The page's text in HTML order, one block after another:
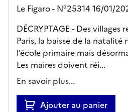
Le Figaro - N°25314 16/01/
DÉCRYPTAGE - Des villages
Paris, la baisse de la natalité
l’école primaire mais
Les maires doivent réi...
En savoir plus...
Ajouter au panier